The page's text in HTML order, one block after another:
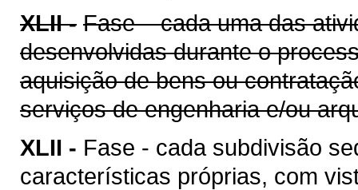
XLII - Fase – cada uma das
desenvolvidas durante o
aquisição de bens ou
serviços de engenharia e/ou
XLII - Fase - cada subdivisão
características próprias, com